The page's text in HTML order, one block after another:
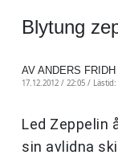
Blytung
AV ANDERS FRIDH
17.12.2012 / 22:05 /
Led Zeppelin
sin avlidna